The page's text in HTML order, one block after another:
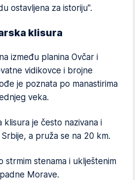
ostavljena za istoriju".
klisura
između planina Ovčar i
vidikovce i brojne
je poznata po manastirima
veka.
je često nazivana i
a pruža se na 20 km.
strmim stenama i uklještenim
Morave.